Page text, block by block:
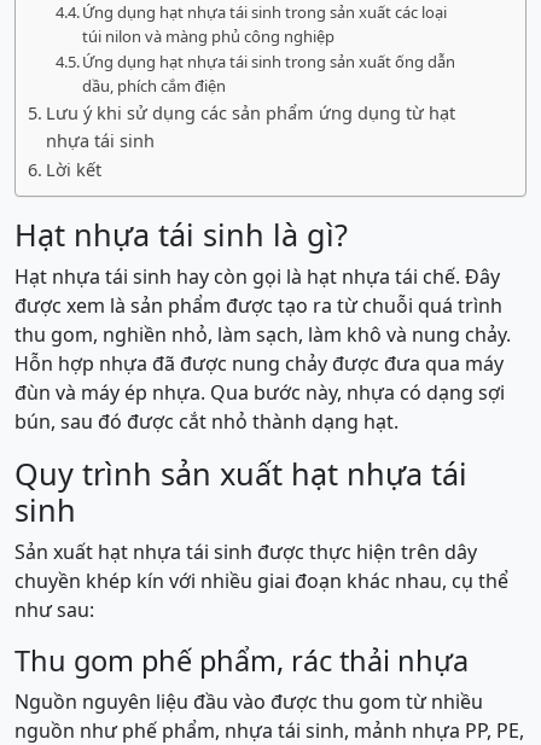
Ứng dụng hạt nhựa tái sinh trong sản xuất các loại
túi nilon và màng phủ công nghiệp
Ứng dụng hạt nhựa tái sinh trong sản xuất ống dẫn
dầu, phích cắm điện
Lưu ý khi sử dụng các sản phẩm ứng dụng từ hạt
nhựa tái sinh
Lời kết
Hạt nhựa tái sinh là gì?
Hạt nhựa tái sinh hay còn gọi là hạt nhựa tái chế. Đây
được xem là sản phẩm được tạo ra từ chuỗi quá trình
thu gom, nghiền nhỏ, làm sạch, làm khô và nung chảy.
Hỗn hợp nhựa đã được nung chảy được đưa qua máy
đùn và máy ép nhựa. Qua bước này, nhựa có dạng sợi
bún, sau đó được cắt nhỏ thành dạng hạt.
Quy trình sản xuất hạt nhựa tái
sinh
Sản xuất hạt nhựa tái sinh được thực hiện trên dây
chuyền khép kín với nhiều giai đoạn khác nhau, cụ thể
như sau:
Thu gom phế phẩm, rác thải nhựa
Nguồn nguyên liệu đầu vào được thu gom từ nhiều
nguồn như phế phẩm, nhựa tái sinh, mảnh nhựa PP, PE,